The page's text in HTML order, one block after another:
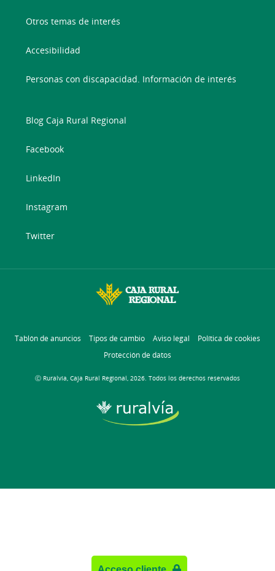
Otros temas de interés
Accesibilidad
Personas con discapacidad. Información de interés
Blog Caja Rural Regional
Facebook
LinkedIn
Instagram
Twitter
Tablón de anuncios Tipos de cambio Aviso legal
Política de cookies
Protección de datos
Ⓒ Ruralvía, Caja Rural Regional, 2026. Todos los derechos reservados